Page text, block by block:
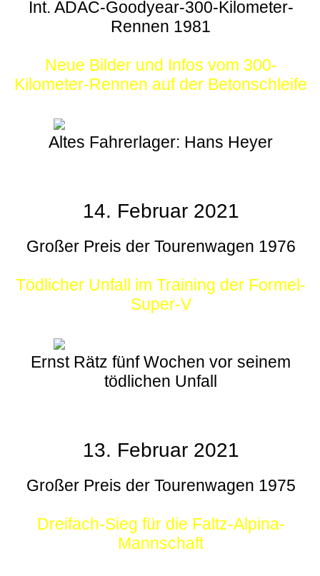
Int. ADAC-Goodyear-300-Kilometer-
Rennen 1981
Neue Bilder und Infos vom 300-
Kilometer-Rennen auf der Betonschleife
Altes Fahrerlager: Hans Heyer
14. Februar 2021
Großer Preis der Tourenwagen 1976
Tödlicher Unfall im Training der Formel-
Super-V
Ernst Rätz fünf Wochen vor seinem
tödlichen Unfall
13. Februar 2021
Großer Preis der Tourenwagen 1975
Dreifach-Sieg für die Faltz-Alpina-
Mannschaft